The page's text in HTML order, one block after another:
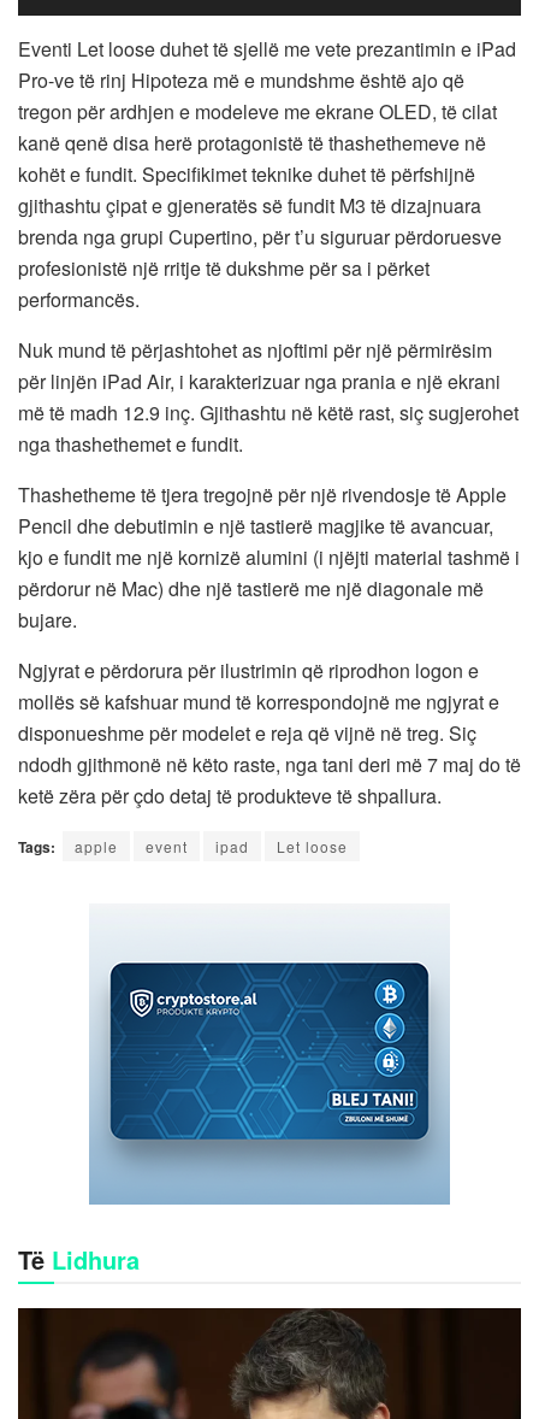
Eventi Let loose duhet të sjellë me vete prezantimin e iPad
Pro-ve të rinj Hipoteza më e mundshme është ajo që
tregon për ardhjen e modeleve me ekrane OLED, të cilat
kanë qenë disa herë protagonistë të thashethemeve në
kohët e fundit. Specifikimet teknike duhet të përfshijnë
gjithashtu çipat e gjeneratës së fundit M3 të dizajnuara
brenda nga grupi Cupertino, për t’u siguruar përdoruesve
profesionistë një rritje të dukshme për sa i përket
performancës.
Nuk mund të përjashtohet as njoftimi për një përmirësim
për linjën iPad Air, i karakterizuar nga prania e një ekrani
më të madh 12.9 inç. Gjithashtu në këtë rast, siç sugjerohet
nga thashethemet e fundit.
Thashetheme të tjera tregojnë për një rivendosje të Apple
Pencil dhe debutimin e një tastierë magjike të avancuar,
kjo e fundit me një kornizë alumini (i njëjti material tashmë i
përdorur në Mac) dhe një tastierë me një diagonale më
bujare.
Ngjyrat e përdorura për ilustrimin që riprodhon logon e
mollës së kafshuar mund të korrespondojnë me ngjyrat e
disponueshme për modelet e reja që vijnë në treg. Siç
ndodh gjithmonë në këto raste, nga tani deri më 7 maj do të
ketë zëra për çdo detaj të produkteve të shpallura.
Tags: apple event ipad Let loose
Të Lidhura